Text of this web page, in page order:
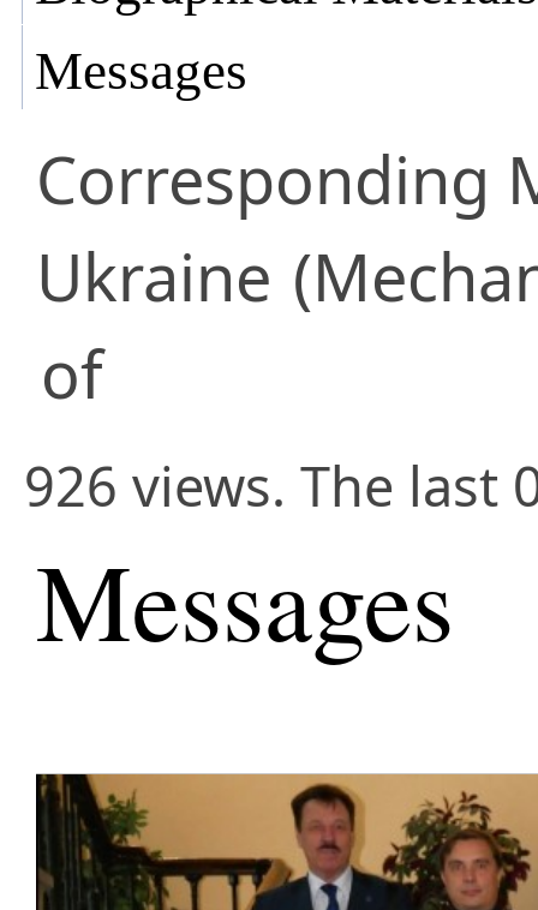
Messages
Corresponding
Ukraine
of
926 views. The last
Messages